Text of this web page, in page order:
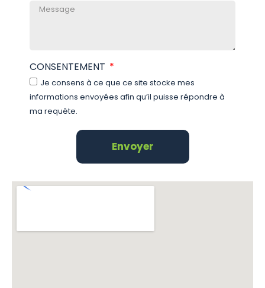
CONSENTEMENT
Je consens à ce que ce site stocke mes
informations envoyées afin qu’il puisse répondre à
ma requête.
Envoyer